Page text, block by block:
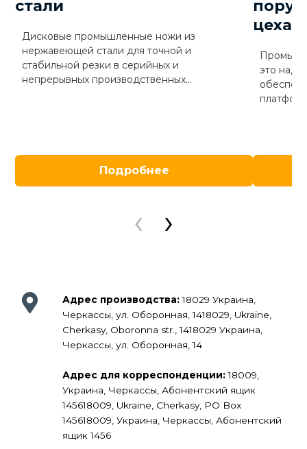
800*800*750
Масса машины кг
напряжение
стали
Дисковые промышленные ножи из
нержавеющей стали для точной и
стабильной резки в серийных и
непрерывных производственных...
Подробнее
цеха
это
‹ ›
Адрес производства:18029 Украина,
Черкассы, ул. Оборонная, 1418029, Ukraine,
Cherkasy, Oboronna str., 1418029 Украина,
Черкассы, ул. Оборонная, 14
Адрес для корреспонденции: 18009,
Украина, Черкассы, Абонентский ящик
145618009, Ukraine, Cherkasy, PO Box
145618009, Украина, Черкассы, Абонентский
ящик 1456